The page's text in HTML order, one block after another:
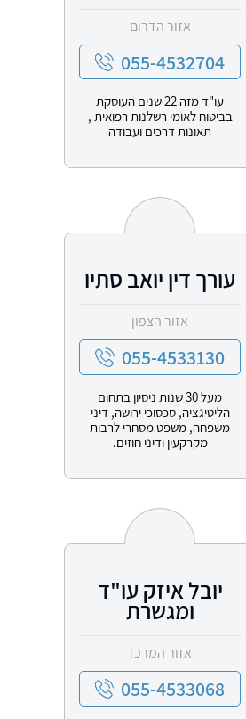
אזור הדרום
055-4532704
עו"ד מזה 22 שנים העוסקת
בביטוח לאומי רשלנות רפואית ,
תאונות דרכים ועבודה
עורך דין יואב סתיו
אזור הצפון
055-4533130
מעל 30 שנות ניסיון בתחום
הליטיגציה, סכסוכי ירושה, דיני
משפחה, משפט מסחרי לרבות
מקרקעין ודיני חוזים.
יובל איזק עו"ד
ומגשרת
אזור המרכז
055-4533068